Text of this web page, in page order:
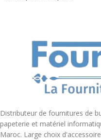
Distributeur de fournitures de
papeterie et matériel
Maroc. Large choix